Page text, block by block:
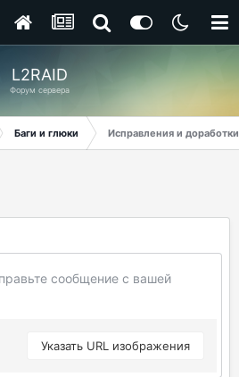
L2RAID
Форум сервера
Баги и глюки Исправления и
сообщение с вашей
Указать URL изображения